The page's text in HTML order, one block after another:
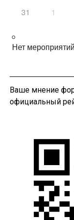
31 1
Нет мероприятий
Ваше мнение
официальный